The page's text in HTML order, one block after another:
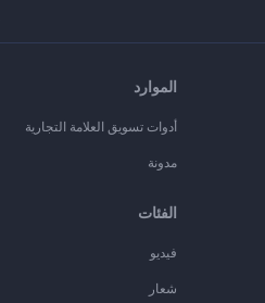
الموارد
أدوات تسويق العلامة التجارية
مدونة
الفئات
فيديو
شعار